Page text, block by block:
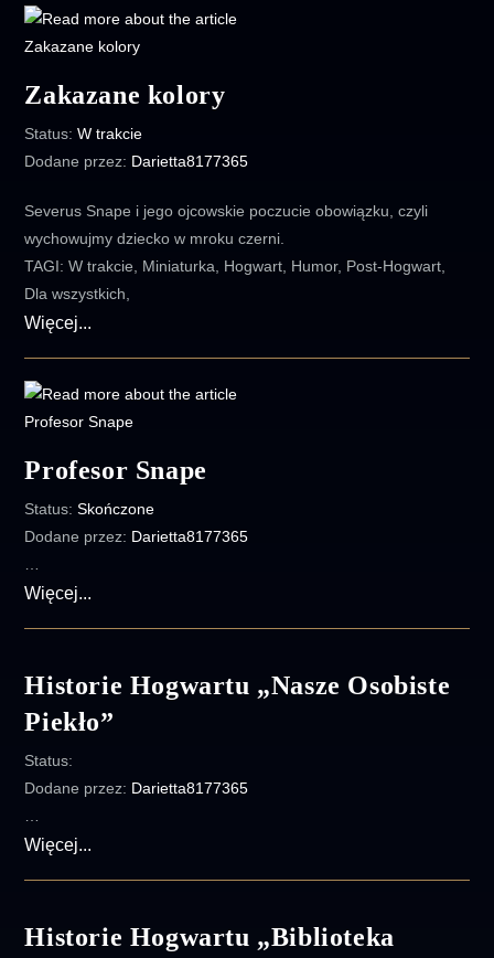
Zakazane kolory
Status:W trakcie
Dodane przez: Darietta8177365
Severus Snape i jego ojcowskie poczucie obowiązku, czyli
wychowujmy dziecko w mroku czerni.
TAGI: W trakcie, Miniaturka, Hogwart, Humor, Post-Hogwart,
Dla wszystkich,
Więcej...
Profesor Snape
Status:Skończone
Dodane przez: Darietta8177365
Więcej...
Historie Hogwartu „Nasze Osobiste
Piekło”
Status:
Dodane przez: Darietta8177365
Więcej...
Osobiste
Historie Hogwartu „Biblioteka